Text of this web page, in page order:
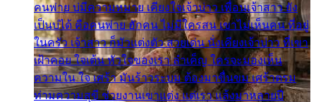
คนพ่าย บ่มีความหมาย เคียงใจเจ้าบ่าว เพื่อนเจ้าสาว ยัง
เป็นบ่ได้ คือคนพ่าย ฮักคน ไม่มีใครสน เขาไม่เห็นคน ที่อยู่
ในครัว เจ้าสาว ก็มัวแต่งตัว สวยเด่น นั่งเคียงเจ้าบ่าว ที่เขา
เฝ้าคอย ใจเต้น หัวใจของเรา ลำเค็ญ ใครจะมองเห็น
ความใน ใจ เศร้า มันร้าวระบม ต้องมาขื่นขม เศร้าตรม
ท่ามความสุขี ช่วยงานเขาแต่ง แต่เรา แล้งมาหลายปี